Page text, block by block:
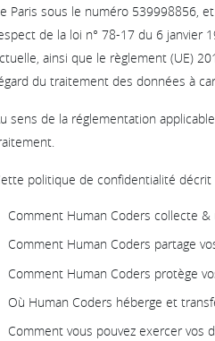
Paris sous le numéro 539998856,
de la loi n° 78-17 du 6 janvier
ainsi que le règlement (UE)
du traitement des données à
sens de la réglementation
politique de confidentialité décrit
Comment Human Coders collecte
Comment Human Coders partage
Comment Human Coders protège
Où Human Coders héberge et
Comment vous pouvez exercer vos